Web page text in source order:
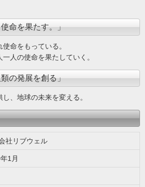
命を果たす。」
命をもっている。
人の使命を果たしていく。
の発展を創る」
、地球の未来を変える。
社リブウェル
1月